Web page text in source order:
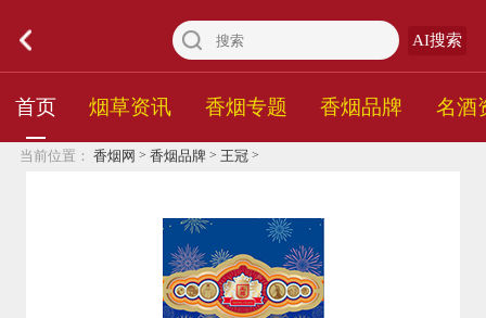
AI搜索
首页 烟草资讯 香烟专题 香烟品牌 名酒
当前位置： 香烟网 > 香烟品牌 > 王冠>